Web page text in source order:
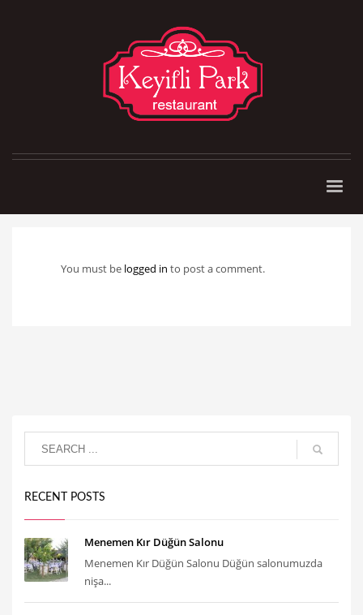
You must be logged in to post a comment.
RECENT POSTS
Menemen Kır Düğün Salonu
Menemen Kır Düğün Salonu Düğün salonumuzda
nişa...